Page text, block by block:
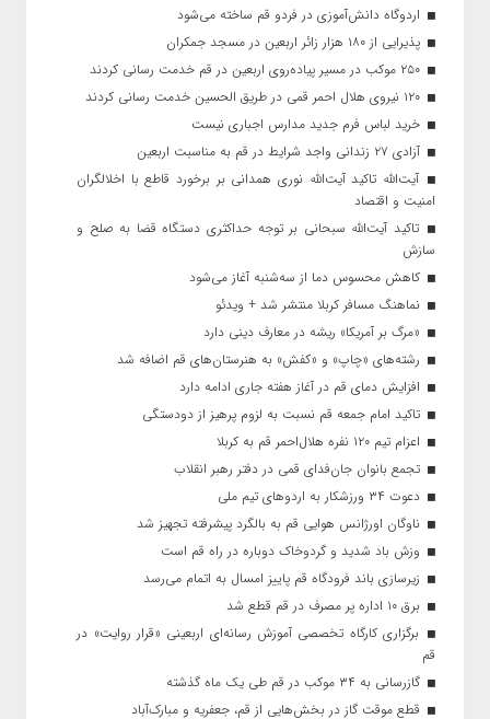
اردوگاه دانش‌آموزی در فردو قم ساخته می‌شود
پذیرایی از ۱۸۰ هزار زائر اربعین در مسجد جمکران
خرید لباس فرم جدید مدارس اجباری نیست
آزادی ۲۷ زندانی واجد شرایط در قم به مناسبت اربعین
آیت‌الله تاکید آیت‌الله نوری همدانی بر برخورد قاطع با اخلالگران
امنیت و اقتصاد
تاکید آیت‌الله‌ سبحانی بر توجه حداکثری دستگاه قضا به صلح و
سازش
کاهش محسوس دما از سه‌شنبه آغاز می‌شود
نماهنگ مسافر کربلا منتشر شد + ویدئو
«مرگ بر آمریکا» ریشه در معارف دینی دارد
رشته‌های «چاپ» و «کفش» به هنرستان‌های قم اضافه شد
افزایش دمای قم در آغاز هفته جاری ادامه دارد
تاکید امام جمعه قم نسبت به لزوم پرهیز از دودستگی
اعزام تیم ۱۲۰ نفره هلال‌احمر قم به کربلا
تجمع بانوان جان‌فدای قمی در دفتر رهبر انقلاب
دعوت ۳۴ ورزشکار به اردوهای تیم ملی
ناوگان اورژانس هوایی قم به بالگرد پیشرفته تجهیز شد
وزش باد شدید و گردوخاک دوباره در راه قم است
زیرسازی باند فرودگاه قم پاییز امسال به اتمام می‌رسد
برق ۱۰ اداره پر مصرف در قم قطع شد
برگزاری کارگاه تخصصی آموزش رسانه‌ای اربعینی «قرار روایت» در
قم
گازرسانی به ۳۴ موکب در قم طی یک ماه گذشته
قطع موقت گاز در بخش‌هایی از قم، جعفریه و مبارک‌آباد